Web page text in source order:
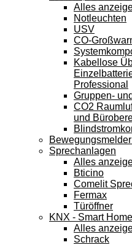
Alles
Notleuchten
USV
CO-
Kabellose
Professional
Gruppen-
CO2
und
Sprechanlagen
Alles
Bticino
Comelit
Fermax
Türöffner
KNX - Smart Home
Alles
Schrack